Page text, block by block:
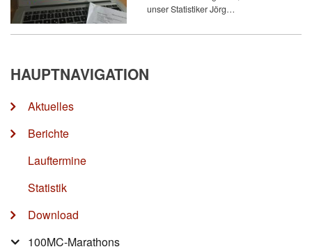
unser Statistiker Jörg…
HAUPTNAVIGATION
Aktuelles
Berichte
Lauftermine
Statistik
Download
100MC-Marathons